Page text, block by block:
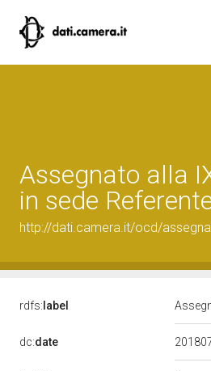
Assegnato alla
in sede
http://dati.camera.it/ocd/
rdfs: label
dc:date